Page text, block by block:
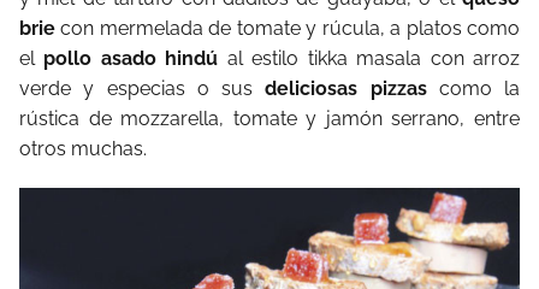
briecon mermelada de tomate y rúcula, a platos como
el pollo asado hindú al estilo tikka masala con arroz
verde y especias o sus deliciosas pizzas como
la
rústica de mozzarella, tomate y jamón serrano, entre
otros muchas.